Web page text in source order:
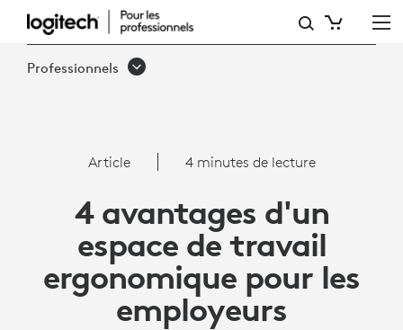
ARTICLE:
ESPACE
TRAVAIL
ERGONOMIQUE
POUR
Professionnels
Article 4 minutes de lecture
4 avantages d'un
espace de travail
ergonomique pour les
employeurs